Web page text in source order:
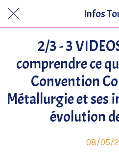
Infos
2/3 - 3
comprendre ce
Convention
Métallurgie et ses
évolution
08/05/